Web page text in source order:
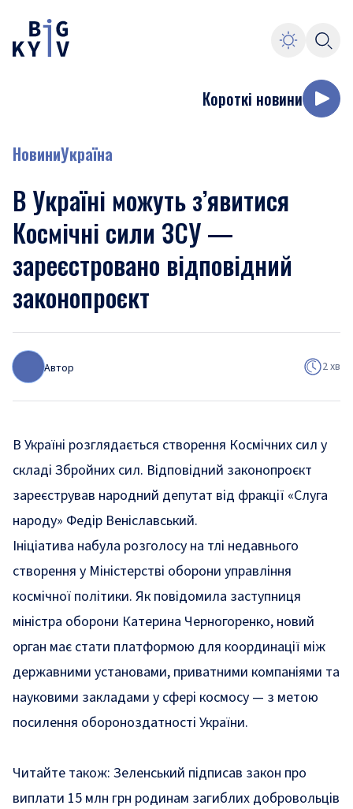
Короткі новини
НовиниУкраїна
В Україні можуть з’явитися
Космічні сили ЗСУ —
зареєстровано відповідний
законопроєкт
Автор 2 хв
В Україні розглядається створення Космічних сил у
складі Збройних сил. Відповідний законопроєкт
зареєстрував народний депутат від фракції «Слуга
народу» Федір Веніславський.
Ініціатива набула розголосу на тлі недавнього
створення у Міністерстві оборони управління
космічної політики. Як повідомила заступниця
міністра оборони Катерина Черногоренко, новий
орган має стати платформою для координації між
державними установами, приватними компаніями та
науковими закладами у сфері космосу — з метою
посилення обороноздатності України.
Читайте також: Зеленський підписав закон про
виплати 15 млн грн родинам загиблих добровольців